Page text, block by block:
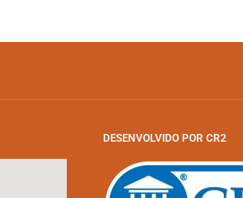
DESENVOLVIDO POR CR2